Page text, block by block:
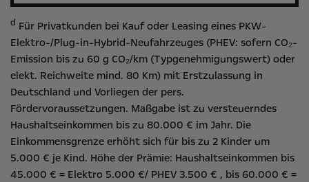
d Für Privatkunden bei Kauf oder Leasing eines PKW-
Elektro-/Plug-in-Hybrid-Neufahrzeuges (PHEV: sofern CO₂-
Emission bis zu 60 g CO₂/km (Typgenehmigungswert) oder
elekt. Reichweite mind. 80 Km) mit Erstzulassung in
Deutschland und Vorliegen der pers.
Fördervoraussetzungen. Maßgabe ist zu versteuerndes
Haushaltseinkommen bis zu 80.000 € im Jahr. Die
Einkommensgrenze erhöht sich für bis zu 2 Kinder um
5.000 € je Kind. Höhe der Prämie: Haushaltseinkommen bis
45.000 € = Elektro 5.000 €/ PHEV 3.500 € , bis 60.000 € =